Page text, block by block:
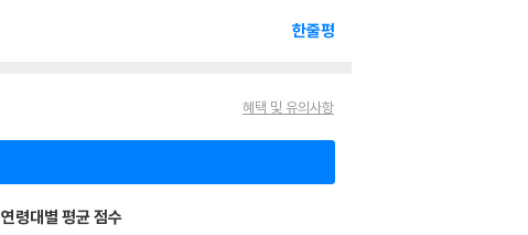
한줄평
혜택 및 유의사항
연령대별 평균 점수